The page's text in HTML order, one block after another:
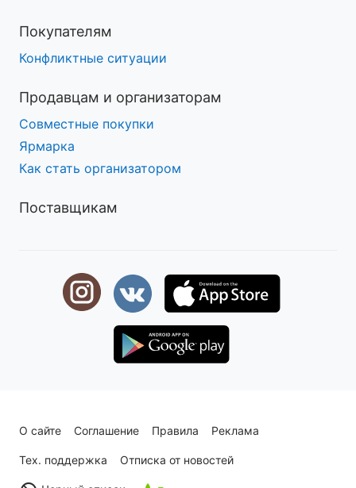
Покупателям
Конфликтные ситуации
Продавцам и организаторам
Совместные покупки
Ярмарка
Как стать организатором
Поставщикам
О сайте Соглашение Правила Реклама
Тех. поддержка Отписка от новостей